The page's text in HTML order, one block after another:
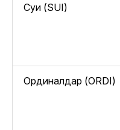
Суи (SUI)
Ординалдар (ORDI)